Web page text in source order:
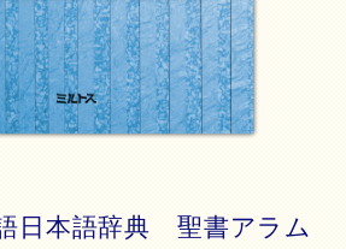
日本語辞典 聖書アラム